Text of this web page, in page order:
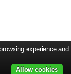
experience and
Allow cookies